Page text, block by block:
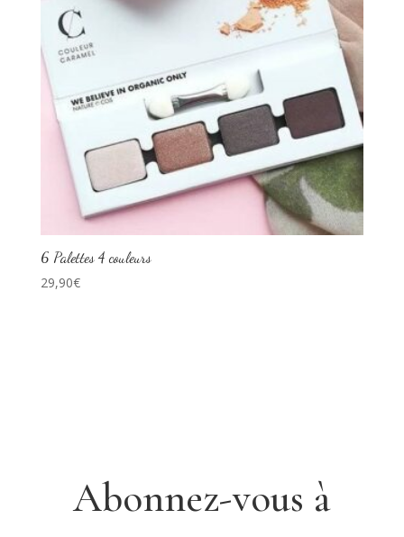
6 Palettes 4 couleurs
29,90€
Abonnez-vous à